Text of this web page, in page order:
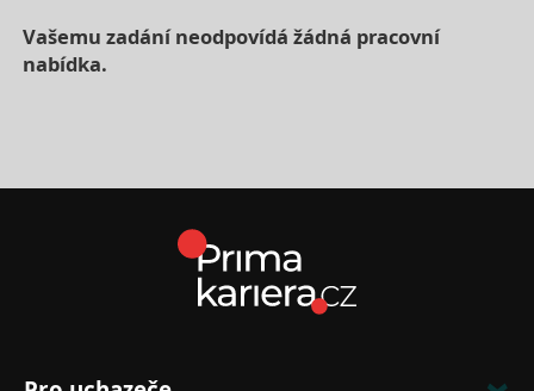
Vašemu zadání neodpovídá žádná pracovní
nabídka.